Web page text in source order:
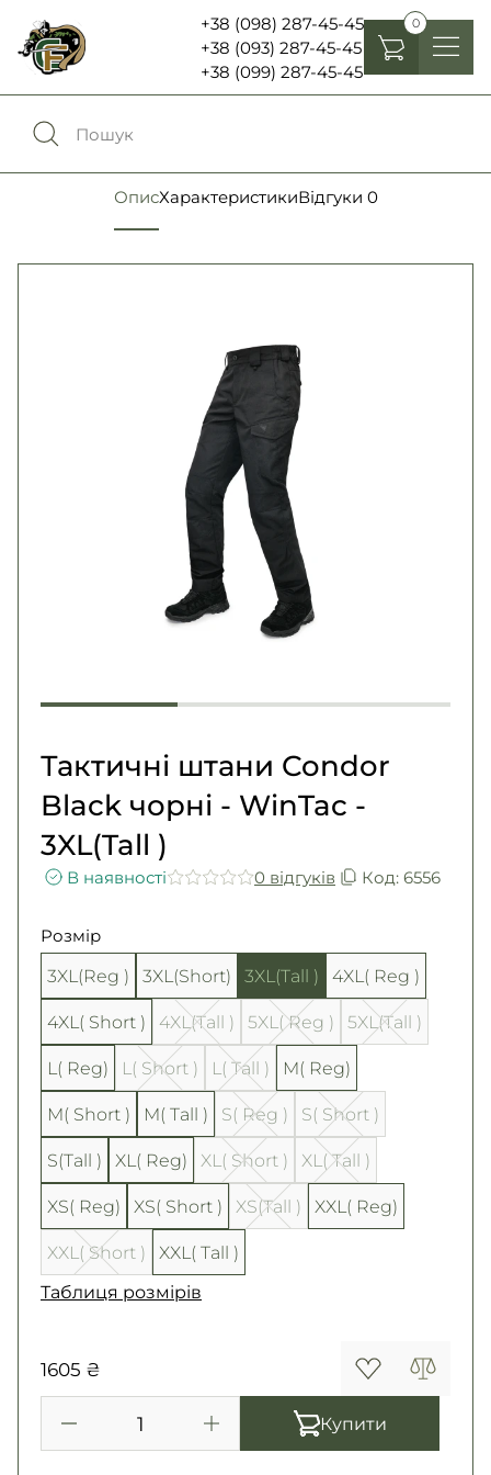
+38 (098) 287-45-45
+38 (093) 287-45-45
+38 (099) 287-45-45
0
Порівняння0
Обране0
Повернення та обмін
Ліхтарі , біноклі та елементи живлення
Ножі та мультитули
Шеврони, патчі та нашивки
Second Hand NATO
ОписХарактеристикиВідгуки 0
Тактичні штани Condor
Black чорні - WinTac -
3XL(Tall )
В наявності 0 вiдгукiв Код: 6556
Розмір
3XL(Reg ) 3XL(Short) 3XL(Tall )
4XL( Reg )
4XL( Short )
4XL(Tall ) 5XL( Reg )
5XL(Tall )
L( Reg)
L( Short ) L( Tall )
M( Reg)
M( Short )
M( Tall ) S( Reg )
S( Short )
S(Tall )
XL( Reg) XL( Short )
XL( Tall )
XS( Reg)
XS( Short ) XS(Tall )
XXL( Reg)
XXL( Short )
XXL( Tall )
Таблиця розмірів
1605 ₴
Купити